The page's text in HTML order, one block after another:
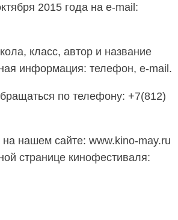
2015 года на e-mail:
класс, автор и название
информация: телефон, е-mail.
по телефону: +7(812)
нашем сайте: www.kino-may.ru
странице кинофестиваля: